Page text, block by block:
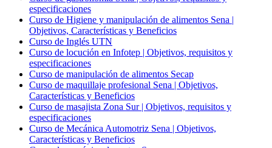
especificaciones
Curso de Higiene y manipulación de alimentos Sena |
Objetivos, Características y Beneficios
Curso de Inglés UTN
Curso de locución en Infotep | Objetivos, requisitos y
especificaciones
Curso de manipulación de alimentos Secap
Curso de maquillaje profesional Sena | Objetivos,
Características y Beneficios
Curso de masajista Zona Sur | Objetivos, requisitos y
especificaciones
Curso de Mecánica Automotriz Sena | Objetivos,
Características y Beneficios